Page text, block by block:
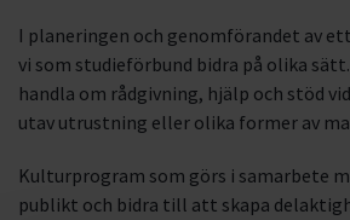
I planeringen och genomförandet av
vi som studieförbund bidra på olika
handla om rådgivning, hjälp och stöd
utav utrustning eller olika former av
Kulturprogram som görs i samarbete
publikt och bidra till att skapa